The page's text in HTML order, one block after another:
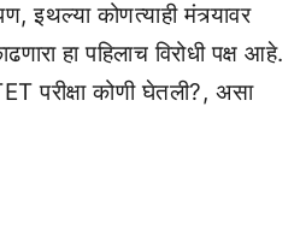
इथल्या कोणत्याही मंत्र्यावर
हा पहिलाच विरोधी पक्ष आहे.
परीक्षा कोणी घेतली?, असा